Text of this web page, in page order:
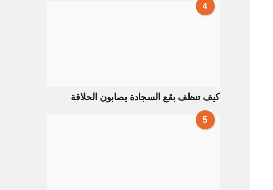
4
كيف تنظف بقع السجادة بصابون الحلاقة
5